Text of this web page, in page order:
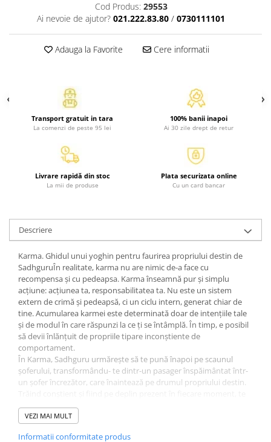
Povesti pentru copii
Povesti si povestiri
Dictionare si enciclopedii
Dictionare de limba romana
Dictionare tematice
Enciclopedii
Diete si fitness
Diete si alimentatie sanatoasa
Fitness si frumusete
Feng Shui
Sa nu razi :((
Drept
Legislatie
Fictiune
Actiune si Aventura
Actiune,aventura
Clasici
Crime, Thriller, Mistery
Istorica
Literatura de divertisment
Cod Produs: 29553
Ai nevoie de ajutor? 021.222.83.80 / 0730111101
Adauga la Favorite Cere informatii
Transport gratuit in tara
La comenzi de peste 95 lei
100% banii inapoi
Ai 30 zile drept de retur
Livrare rapidă din stoc
La mii de produse
Plata securizata online
Cu un card bancar
Descriere
Karma. Ghidul unui yoghin pentru faurirea propriului destin de
SadhguruÎn realitate, karma nu are nimic de-a face cu
recompensa și cu pedeapsa. Karma înseamnă pur și simplu
acțiune: acțiunea ta, responsabilitatea ta. Nu este un sistem
extern de crimă și pedeapsă, ci un ciclu intern, generat chiar de
tine. Acumularea karmei este determinată doar de intențiile tale
și de modul în care răspunzi la ce ți se întâmplă. În timp, e posibil
să devii înlănțuit de propriile tipare inconștiente de
comportament.
În Karma, Sadhguru urmărește să te pună înapoi pe scaunul
șoferului, transformându- te dintr-un pasager înspăimântat într-
un șofer încrezător, care înaintează pe drumul propriului destin.
poți elibera din acest ciclu.
Karma este o explorare și un manual, care readuce înțelegerea
înrobire, la potențialul său originar de libertate și împuternicire.
VEZI MAI MULT
Informatii conformitate produs